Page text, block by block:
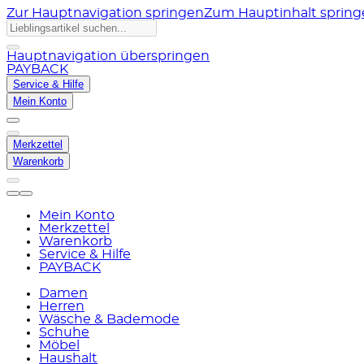
Zur Hauptnavigation springenZum Hauptinhalt
Hauptnavigation überspringen
PAYBACK
Service & Hilfe
Mein Konto
Merkzettel
Warenkorb
Mein Konto
Merkzettel
Warenkorb
Service & Hilfe
PAYBACK
Damen
Herren
Wäsche & Bademode
Schuhe
Möbel
Haushalt